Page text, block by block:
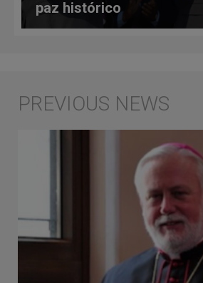
paz histórico